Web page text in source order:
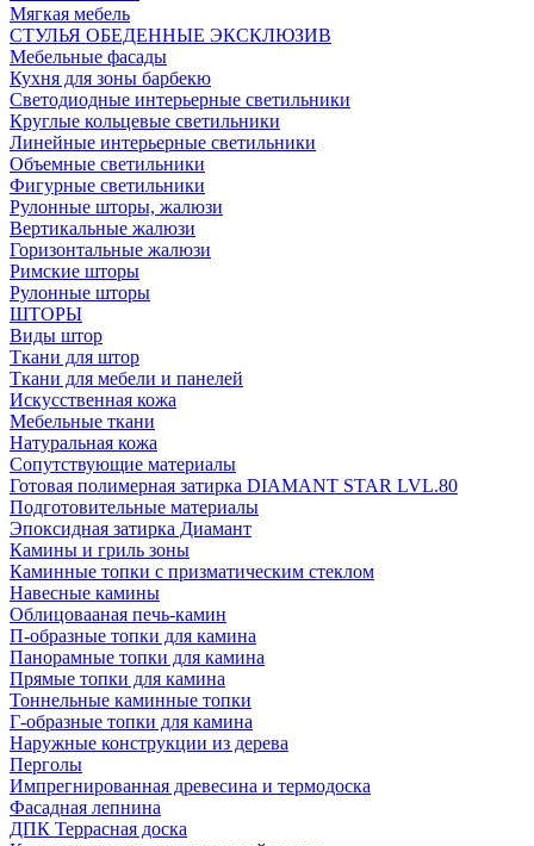
Мягкая мебель
СТУЛЬЯ ОБЕДЕННЫЕ ЭКСКЛЮЗИВ
Мебельные фасады
Кухня для зоны барбекю
Светодиодные интерьерные светильники
Круглые кольцевые светильники
Линейные интерьерные светильники
Объемные светильники
Фигурные светильники
Рулонные шторы, жалюзи
Вертикальные жалюзи
Горизонтальные жалюзи
Римские шторы
Рулонные шторы
ШТОРЫ
Виды штор
Ткани для штор
Ткани для мебели и панелей
Искусственная кожа
Мебельные ткани
Натуральная кожа
Сопутствующие материалы
Готовая полимерная затирка DIAMANT STAR LVL.80
Подготовительные материалы
Эпоксидная затирка Диамант
Камины и гриль зоны
Каминные топки с призматическим стеклом
Навесные камины
Облицовааная печь-камин
П-образные топки для камина
Панорамные топки для камина
Прямые топки для камина
Тоннельные каминные топки
Г-образные топки для камина
Наружные конструкции из дерева
Перголы
Импрегнированная древесина и термодоска
Фасадная лепнина
ДПК Террасная доска